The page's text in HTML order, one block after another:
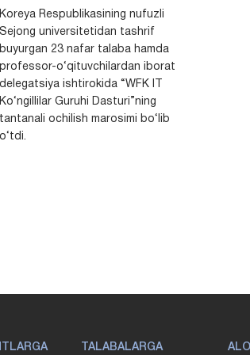
Koreya Respublikasining nufuzli
Sejong universitetidan tashrif
buyurgan 23 nafar talaba hamda
professor-o‘qituvchilardan iborat
delegatsiya ishtirokida “WFK IT
Ko‘ngillilar Guruhi Dasturi”ning
tantanali ochilish marosimi bo‘lib
o‘tdi.
TALABALARGA